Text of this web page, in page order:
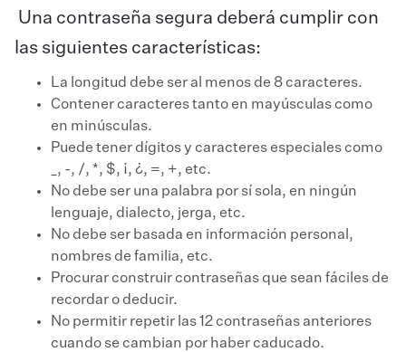
Una contraseña segura deberá cumplir con
las siguientes características:
La longitud debe ser al menos de 8 caracteres.
Contener caracteres tanto en mayúsculas como
en minúsculas.
Puede tener dígitos y caracteres especiales como
_, -, /, *, $, ¡, ¿, =, +, etc.
No debe ser una palabra por sí sola, en ningún
lenguaje, dialecto, jerga, etc.
No debe ser basada en información personal,
nombres de familia, etc.
Procurar construir contraseñas que sean fáciles de
recordar o deducir.
No permitir repetir las 12 contraseñas anteriores
cuando se cambian por haber caducado.